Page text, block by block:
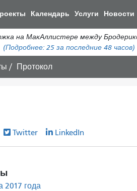
Календарь Услуги Новости
МакАллистере между
(Подробнее: 25 за последние 48 часов)
Протокол
Twitter LinkedIn
2017 года